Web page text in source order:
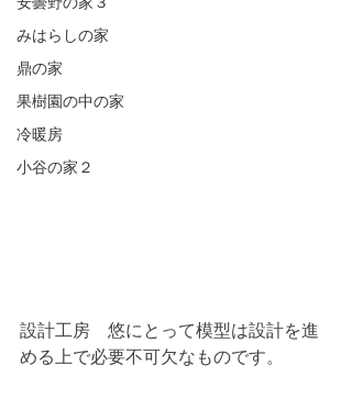
みはらしの家
鼎の家
果樹園の中の家
冷暖房
小谷の家２
設計工房　悠にとって模型は設計を進
める上で必要不可欠なものです。